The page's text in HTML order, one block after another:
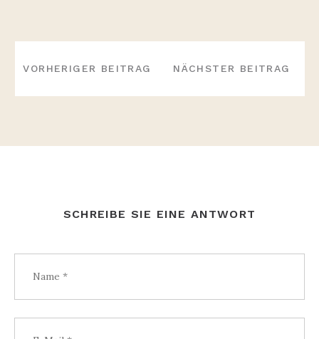
NAVIGATION
VORHERIGER BEITRAG NÄCHSTER BEITRAG
SCHREIBE SIE EINE ANTWORT